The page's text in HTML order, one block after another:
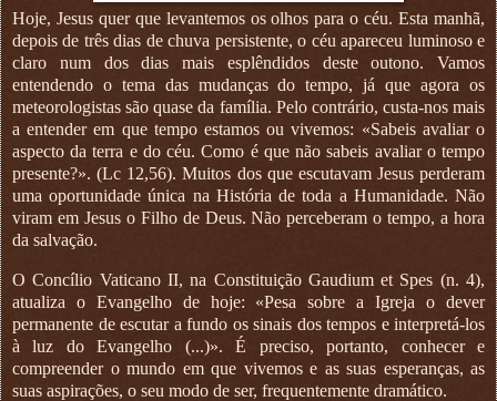
Hoje, Jesus quer que levantemos os olhos para o céu. Esta manhã,
depois de três dias de chuva persistente, o céu apareceu luminoso e
claro num dos dias mais esplêndidos deste outono. Vamos
entendendo o tema das mudanças do tempo, já que agora os
meteorologistas são quase da família. Pelo contrário, custa-nos mais
a entender em que tempo estamos ou vivemos: «Sabeis avaliar o
aspecto da terra e do céu. Como é que não sabeis avaliar o tempo
presente?». (Lc 12,56). Muitos dos que escutavam Jesus perderam
uma oportunidade única na História de toda a Humanidade. Não
viram em Jesus o Filho de Deus. Não perceberam o tempo, a hora
da salvação.
O Concílio Vaticano II, na Constituição Gaudium et Spes (n. 4),
atualiza o Evangelho de hoje: «Pesa sobre a Igreja o dever
permanente de escutar a fundo os sinais dos tempos e interpretá-los
à luz do Evangelho (...)». É preciso, portanto, conhecer e
compreender o mundo em que vivemos e as suas esperanças, as
suas aspirações, o seu modo de ser, frequentemente dramático.